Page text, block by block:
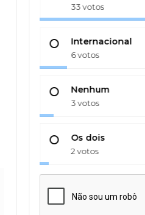
33 votos
Internacional
6 votos
Nenhum
3 votos
Os dois
2 votos